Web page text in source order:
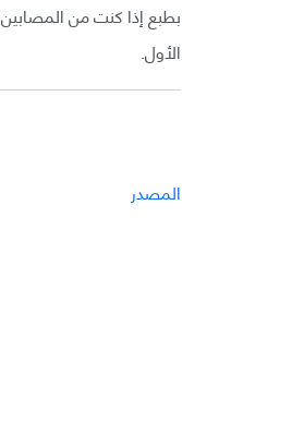
بطبع إذا كنت من
الأول.
المصدر